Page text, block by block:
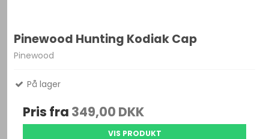
Pinewood Hunting Kodiak Cap
Pinewood
På lager
Pris fra 349,00 DKK
VIS PRODUKT